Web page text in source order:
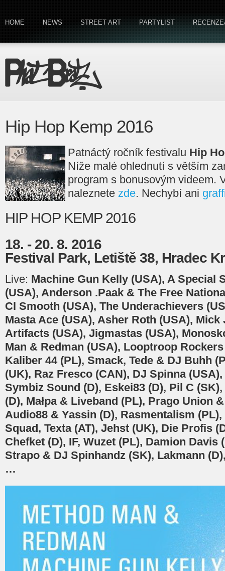
HOME NEWS STREET ART PARTYLIST
Hip Hop Kemp 2016
Patnáctý ročník festivalu Hip
Níže malé ohlednutí s větším
program s bonusovým videem.
naleznete zde. Nechybí ani
HIP HOP KEMP 2016
18. - 20. 8. 2016
Festival Park, Letiště 38, Hradec
Live: Machine Gun Kelly (USA), A Special
(USA), Anderson .Paak & The Free
Cl Smooth (USA), The Underachievers
Masta Ace (USA), Asher Roth (USA), Mick
Artifacts (USA), Jigmastas (USA),
Man & Redman (USA), Looptroop
Kaliber 44 (PL), Smack, Tede & DJ Buhh
(UK), Raz Fresco (CAN), DJ Spinna
Symbiz Sound (D), Eskei83 (D), Pil C
(D), Małpa & Liveband (PL), Prago Union
Audio88 & Yassin (D), Rasmentalism
Squad, Texta (AT), Jehst (UK), Die Profis
Chefket (D), IF, Wuzet (PL), Damion Davis
Strapo & DJ Spinhandz (SK), Lakmann
…